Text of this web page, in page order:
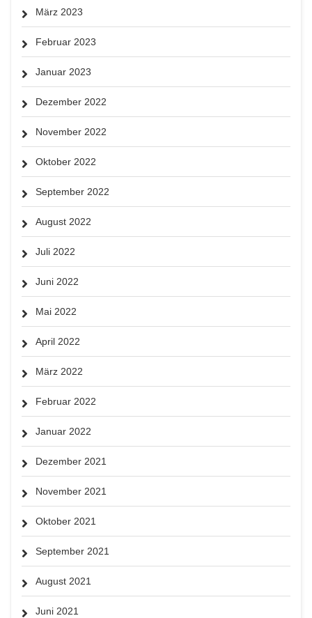
März 2023
Februar 2023
Januar 2023
Dezember 2022
November 2022
Oktober 2022
September 2022
August 2022
Juli 2022
Juni 2022
Mai 2022
April 2022
März 2022
Februar 2022
Januar 2022
Dezember 2021
November 2021
Oktober 2021
September 2021
August 2021
Juni 2021